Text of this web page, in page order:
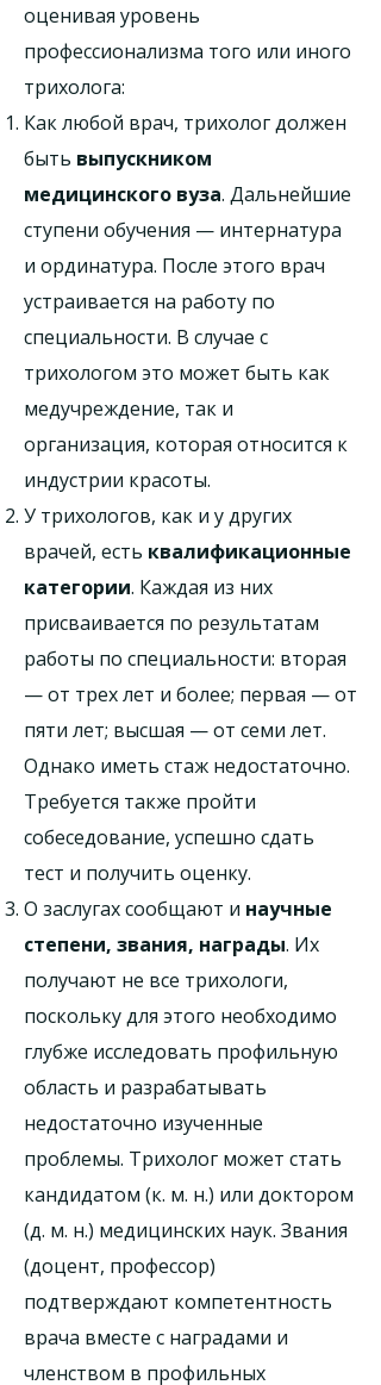
оценивая уровень
профессионализма того или иного
трихолога:
Как любой врач, трихолог должен
быть выпускником
медицинского вуза. Дальнейшие
ступени обучения — интернатура
и ординатура. После этого врач
устраивается на работу по
специальности. В случае с
трихологом это может быть как
медучреждение, так и
организация, которая относится к
индустрии красоты.
У трихологов, как и у других
врачей, есть квалификационные
категории. Каждая из них
присваивается по результатам
работы по специальности: вторая
— от трех лет и более; первая — от
пяти лет; высшая — от семи лет.
Однако иметь стаж недостаточно.
Требуется также пройти
собеседование, успешно сдать
тест и получить оценку.
О заслугах сообщают и научные
степени, звания, награды. Их
получают не все трихологи,
поскольку для этого необходимо
глубже исследовать профильную
область и разрабатывать
недостаточно изученные
проблемы. Трихолог может стать
кандидатом (к. м. н.) или доктором
(д. м. н.) медицинских наук. Звания
(доцент, профессор)
подтверждают компетентность
врача вместе с наградами и
членством в профильных